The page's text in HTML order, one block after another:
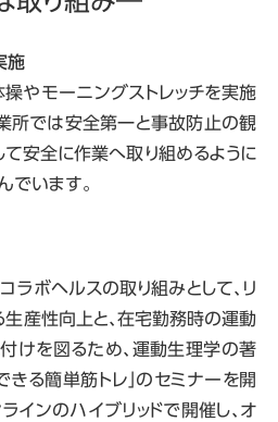
施
やモーニングストレッチを実施
所では安全第一と事故防止の観
て安全に作業へ取り組めるように
でいます。
ラボヘルスの取り組みとして、リ
生産性向上と、在宅勤務時の運動
けを図るため、運動生理学の著
る簡単筋トレ」のセミナーを開
インのハイブリッドで開催し、オ